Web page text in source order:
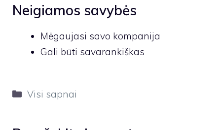
Neigiamos savybės
Mėgaujasi savo kompanija
Gali būti savarankiškas
Kategorijos
Visi sapnai